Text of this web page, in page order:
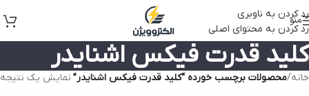
رد کردن به ناوبری
رد کردن به محتوای اصلی
منو
کلید قدرت فیکس اشنایدر
خانه/محصولات برچسب خورده “کلید قدرت فیکس اشنایدر” نمایش یک نتیجه